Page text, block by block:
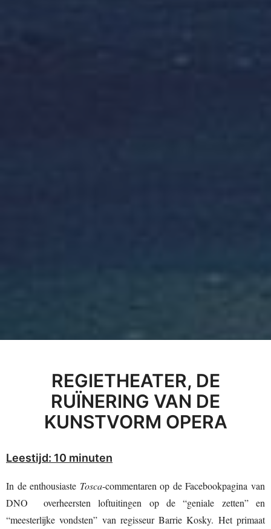
REGIETHEATER, DE
RUÏNERING VAN DE
KUNSTVORM OPERA
Leestijd: 10 minuten
In de enthousiaste Tosca-commentaren op de Facebookpagina van
DNO overheersten loftuitingen op de “geniale zetten” en
“meesterlijke vondsten” van regisseur Barrie Kosky. Het primaat